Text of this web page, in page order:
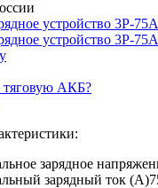
тяговую АКБ?
зарядное
зарядный ток (А)